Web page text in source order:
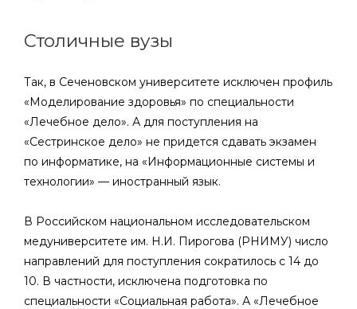
Столичные вузы
Так, в Сеченовском университете исключен профиль
«Моделирование здоровья» по специальности
«Лечебное дело». А для поступления на
«Сестринское дело» не придется сдавать экзамен
по информатике, на «Информационные системы и
технологии» — иностранный язык.
В Российском национальном исследовательском
медуниверситете им. Н.И. Пирогова (РНИМУ) число
направлений для поступления сократилось с 14 до
10. В частности, исключена подготовка по
специальности «Социальная работа». А «Лечебное